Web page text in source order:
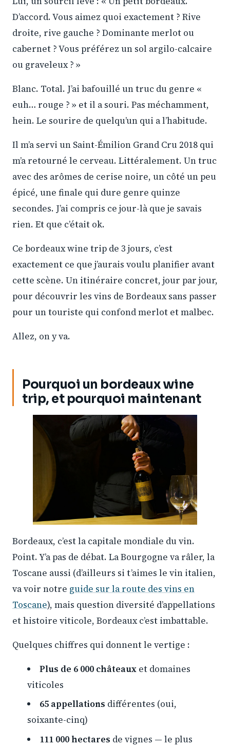
D’accord. Vous aimez quoi exactement ? Rive
droite, rive gauche ? Dominante merlot ou
cabernet ? Vous préférez un sol argilo-calcaire
ou graveleux ? »
Blanc. Total. J’ai bafouillé un truc du genre «
euh… rouge ? » et il a souri. Pas méchamment,
hein. Le sourire de quelqu’un qui a l’habitude.
Il m’a servi un Saint-Émilion Grand Cru 2018 qui
m’a retourné le cerveau. Littéralement. Un truc
avec des arômes de cerise noire, un côté un peu
épicé, une finale qui dure genre quinze
secondes. J’ai compris ce jour-là que je savais
rien. Et que c’était ok.
Ce bordeaux wine trip de 3 jours, c’est
exactement ce que j’aurais voulu planifier avant
cette scène. Un itinéraire concret, jour par jour,
pour découvrir les vins de Bordeaux sans passer
pour un touriste qui confond merlot et malbec.
Allez, on y va.
Pourquoi un bordeaux wine
trip, et pourquoi maintenant
Bordeaux, c’est la capitale mondiale du vin.
Point. Y’a pas de débat. La Bourgogne va râler, la
Toscane aussi (d’ailleurs si t’aimes le vin italien,
va voir notre guide sur la route des vins en
Toscane), mais question diversité d’appellations
et histoire viticole, Bordeaux c’est imbattable.
Quelques chiffres qui donnent le vertige :
Plus de 6 000 châteaux et domaines
viticoles
65 appellations différentes (oui,
soixante-cinq)
111 000 hectares de vignes — le plus